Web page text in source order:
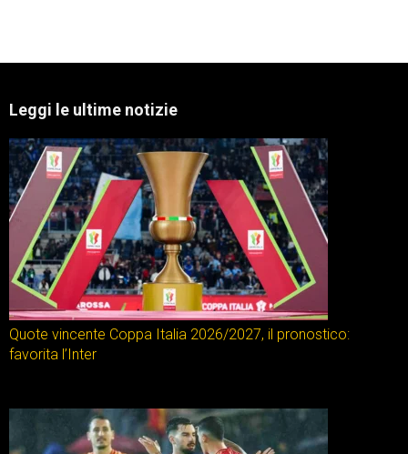
Leggi le ultime notizie
Quote vincente Coppa Italia 2026/2027, il pronostico:
favorita l’Inter